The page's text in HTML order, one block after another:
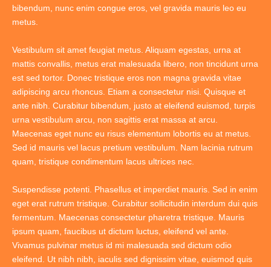
bibendum, nunc enim congue eros, vel gravida mauris leo eu
metus.
Vestibulum sit amet feugiat metus. Aliquam egestas, urna at
mattis convallis, metus erat malesuada libero, non tincidunt urna
est sed tortor. Donec tristique eros non magna gravida vitae
adipiscing arcu rhoncus. Etiam a consectetur nisi. Quisque et
ante nibh. Curabitur bibendum, justo at eleifend euismod, turpis
urna vestibulum arcu, non sagittis erat massa at arcu.
Maecenas eget nunc eu risus elementum lobortis eu at metus.
Sed id mauris vel lacus pretium vestibulum. Nam lacinia rutrum
quam, tristique condimentum lacus ultrices nec.
Suspendisse potenti. Phasellus et imperdiet mauris. Sed in enim
eget erat rutrum tristique. Curabitur sollicitudin interdum dui quis
fermentum. Maecenas consectetur pharetra tristique. Mauris
ipsum quam, faucibus ut dictum luctus, eleifend vel ante.
Vivamus pulvinar metus id mi malesuada sed dictum odio
eleifend. Ut nibh nibh, iaculis sed dignissim vitae, euismod quis